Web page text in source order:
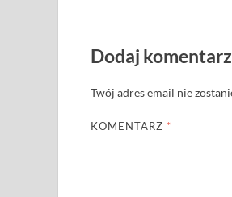
Dodaj komentarz
Twój adres email nie
KOMENTARZ *